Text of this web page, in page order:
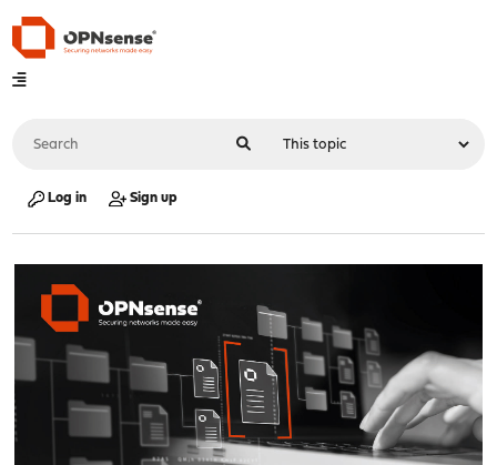
Log in Sign up